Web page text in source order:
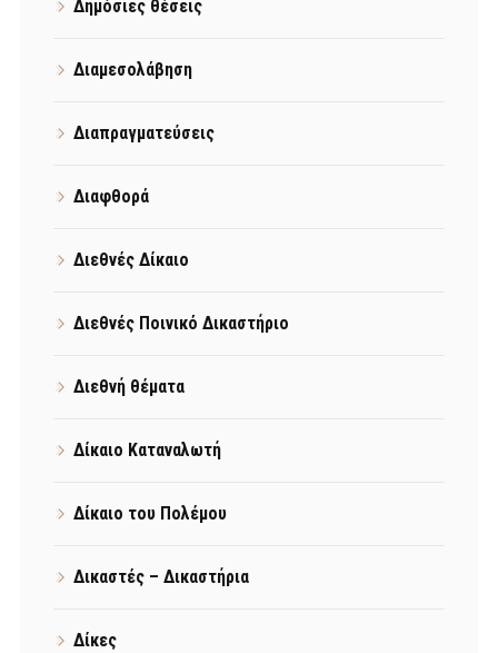
Δημόσιες θέσεις
Διαμεσολάβηση
Διαπραγματεύσεις
Διαφθορά
Διεθνές Δίκαιο
Διεθνές Ποινικό Δικαστήριο
Διεθνή θέματα
Δίκαιο Καταναλωτή
Δίκαιο του Πολέμου
Δικαστές – Δικαστήρια
Δίκες